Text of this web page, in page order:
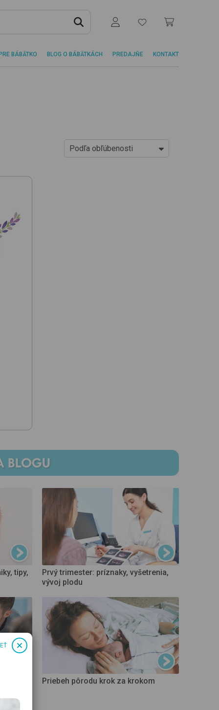
BÁBÄTKO BLOG O BÁBÄTKÁCH PREDAJŇE KONTAKT
Podľa obľúbenosti
tipy,
Prvý trimester: príznaky, vyšetrenia,
vývoj plodu
Priebeh pôrodu krok za krokom